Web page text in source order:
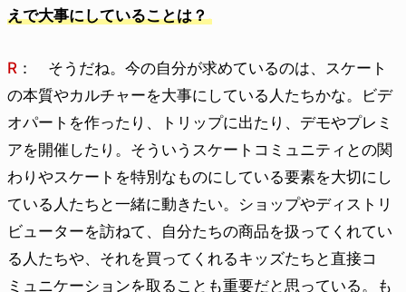
えで大事にしていることは？
R ： そうだね。今の自分が求めているのは、スケート
の本質やカルチャーを大事にしている人たちかな。ビデ
オパートを作ったり、トリップに出たり、デモやプレミ
アを開催したり。そういうスケートコミュニティとの関
わりやスケートを特別なものにしている要素を大切にし
ている人たちと一緒に動きたい。ショップやディストリ
ビューターを訪ねて、自分たちの商品を扱ってくれてい
る人たちや、それを買ってくれるキッズたちと直接コ
ミュニケーションを取ることも重要だと思っている。も